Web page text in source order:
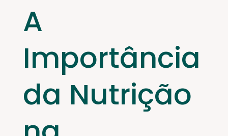
A
Importância
da Nutrição